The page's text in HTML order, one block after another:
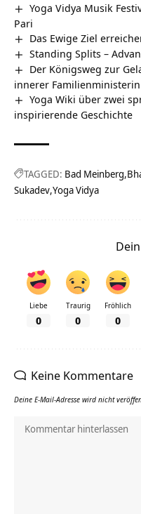
Yoga Vidya Musik
Pari
Das Ewige Ziel
Standing Splits –
Der Königsweg zur
innerer Familienministerin
Yoga Wiki über zwei
inspirierende Geschichte
TAGGED: Bad Meinberg
Sukadev Yoga Vidya
Liebe
0
Traurig
0
Fröhlich
0
Keine Kommentare
Deine E-Mail-Adresse wird nicht